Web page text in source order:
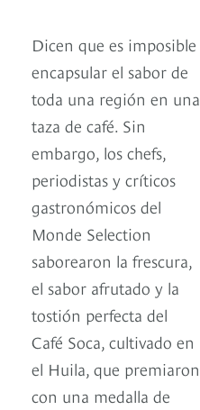
Dicen que es imposible
encapsular el sabor de
toda una región en una
taza de café. Sin
embargo, los chefs,
periodistas y críticos
gastronómicos del
Monde Selection
saborearon la frescura,
el sabor afrutado y la
tostión perfecta del
Café Soca, cultivado en
el Huila, que premiaron
con una medalla de